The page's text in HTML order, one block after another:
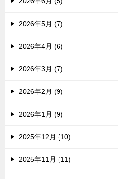
2026年5月 (7)
2026年4月 (6)
2026年3月 (7)
2026年2月 (9)
2026年1月 (9)
2025年12月 (10)
2025年11月 (11)